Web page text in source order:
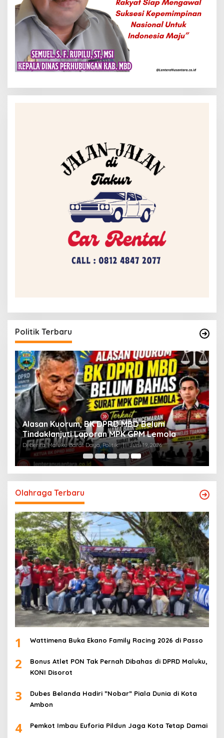
Politik Terbaru
Alasan Kuorum, BK DPRD MBD Belum
Tindaklanjuti Laporan MPK GPM Lemola
Di Berita, Maluku Barat Daya, Politik | Juni 19, 2026
Olahraga Terbaru
1 Wattimena Buka Ekano Family Racing 2026 di Passo
2
Bonus Atlet PON Tak Pernah Dibahas di DPRD Maluku,
KONI Disorot
3
Dubes Belanda Hadiri ”Nobar” Piala Dunia di Kota
Ambon
4 Pemkot Imbau Euforia Pildun Jaga Kota Tetap Damai